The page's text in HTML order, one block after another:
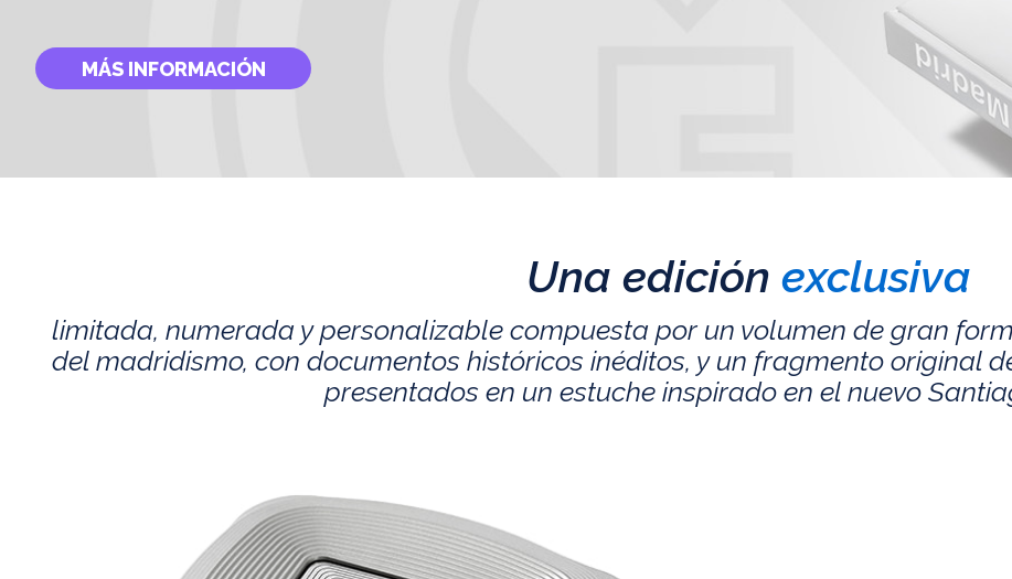
MÁS INFORMACIÓN
Una edición exclusiva
limitada, numerada y personalizable compuesta por un volumen de gran
del madridismo, con documentos históricos inéditos, y un fragmento original
presentados en un estuche inspirado en el nuevo